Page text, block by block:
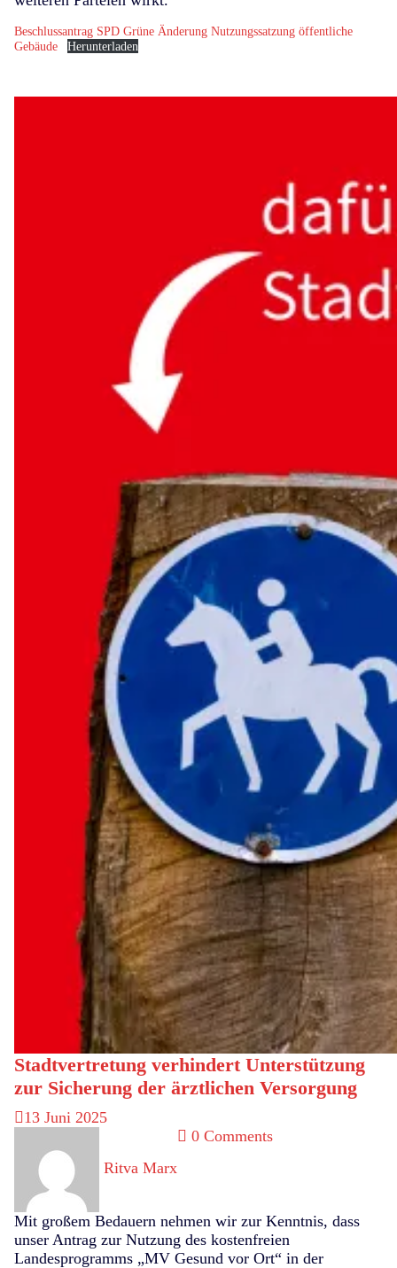
Beschlussantrag SPD Grüne Änderung Nutzungssatzung öffentliche
Gebäude
Herunterladen
Stadtvertretung verhindert Unterstützung
zur Sicherung der ärztlichen Versorgung
13 Juni 2025
Ritva Marx
0 Comments
Mit großem Bedauern nehmen wir zur Kenntnis, dass
unser Antrag zur Nutzung des kostenfreien
Landesprogramms „MV Gesund vor Ort“ in der